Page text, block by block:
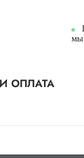
мы
ОПЛАТА